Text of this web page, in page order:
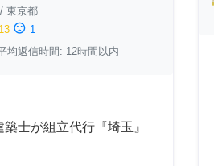
/ 東京都
13 sentiment_dissatisfied 1
均返信時間: 12時間以内
士が組立代行『埼玉』